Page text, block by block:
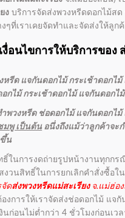
ง บริการจัดส่งพวงหรีดดอกไม้ส
ๆที่เราเคยจัดทำและจัดส่งให้ลูก
งื่อนไขการให้บริการของ
หรีด แจกันดอกไม้ กระเช้าดอกไ
กไม้ กระเช้าดอกไม้ แจกันดอก
ำพวงหรีด ช่อดอกไม้ แจกันดอกไ
มพู เป็นต้นอนึ่งถึงแม้ว่าลูกค้าจะ
ขึ้น
ธิ์ในการงดถ่ายรูปหน้างานทุกกร
งวนสิทธิ์ในการยกเลิกคำสั่งซื้อใ
จัดส่งพวงหรีดแม่สะเรียงจ.แม่ฮ่อง
งการให้เราจัดส่งช่อดอกไม้ แจ
นก่อนไม่ต่ำกว่า 4 ชั่วโมงก่อนเว